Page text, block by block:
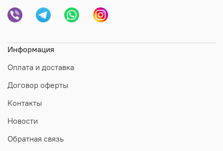
Информация
Оплата и доставка
Договор оферты
Контакты
Новости
Обратная связь